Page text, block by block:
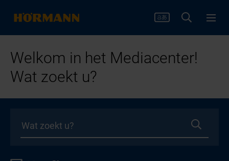
Welkom in het Mediacenter!
Wat zoekt u?